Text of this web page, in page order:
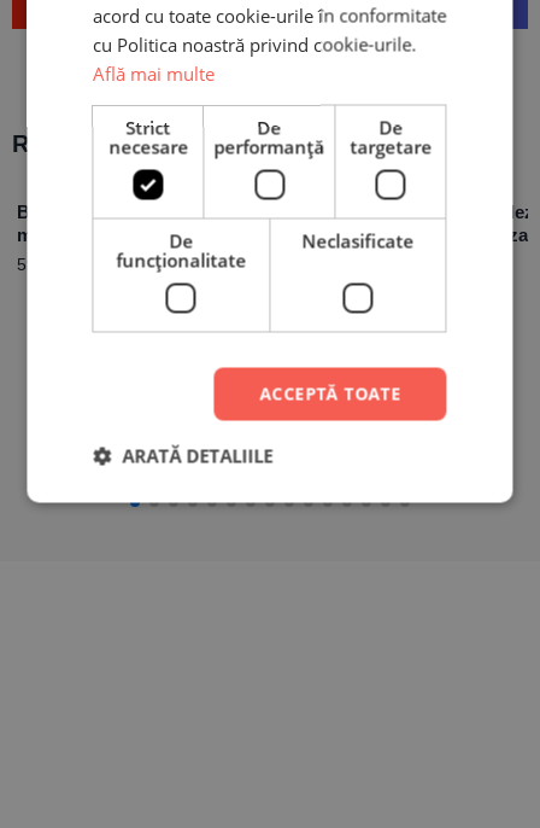
Recomandări populare:
Body Personalizat cu
mesaj pentru viitori
bunici
59,90
personalizate cu poză
pentru Socrii
Piatră
acord cu toate cookie-urile în conformitate
cu Politica noastră privind cookie-urile.
Află mai multe
Strict
necesare
De
performanță
De
targetare
De
funcţionalitate
Neclasificate
ACCEPTĂ TOATE
ARATĂ DETALIILE